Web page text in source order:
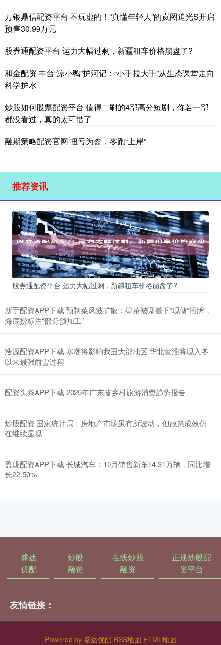
万银鼎信配资平台 不玩虚的！“真懂年轻人”的岚图追光S开启
预售30.99万元
股券通配资平台 运力大幅过剩，新疆租车价格崩盘了?
和金配资 丰台“凉小鸭”护河记：“小手拉大手”从生态课堂走向
科学护水
炒股如何股票配资平台 值得二刷的4部高分短剧，你若一部
都没看过，真的太可惜了
融期策略配资官网 扭亏为盈，零跑“上岸”
推荐资讯
股券通配资平台 运力大幅过剩，新疆租车价格崩盘了?
新手配资APP下载 预制菜风波扩散：绿茶被曝撤下“现做”招牌，
海底捞标注“部分预加工”
浩源配资APP下载 寒潮将影响我国大部地区 华北黄淮将现入冬
以来最强雨雪过程
配资头条APP下载 2025年广东省乡村旅游消费趋势报告
炒股配资 国家统计局：房地产市场虽有所波动，但政策成效仍
在继续显现
盈珑配资APP下载 长城汽车：10月销售新车14.31万辆，同比增
长22.50%
盛达
优配
炒股
融资
在线炒股
融资
正规炒股配
资平台
友情链接：
Powered by 盛达优配 RSS地图 HTML地图